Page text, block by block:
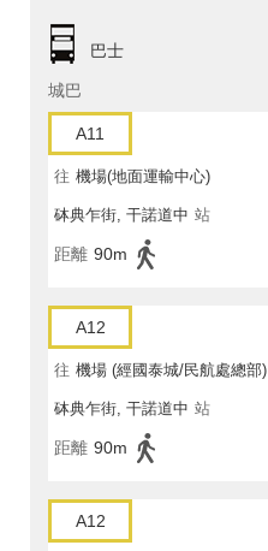
巴士
城巴
A11
往 機場(地面運輸中心)
砵典乍街, 干諾道中 站
距離 90m
A12
往 機場 (經國泰城/民航處總部)
砵典乍街, 干諾道中 站
距離 90m
A12